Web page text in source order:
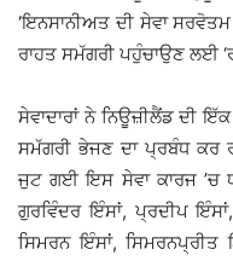
‘ਇਨਸਾਨੀਅਤ ਦੀ ਸੇਵਾ
ਰਾਹਤ ਸਮੱਗਰੀ ਪਹੁੰਚਾਉਣ ਲਈ
ਸੇਵਾਦਾਰਾਂ ਨੇ ਨਿਊਜ਼ੀਲੈਂਡ ਦੀ
ਸਮੱਗਰੀ ਭੇਜਣ ਦਾ ਪ੍ਰਬੰਧ ਕਰ
ਜੁਟ ਗਈ ਇਸ ਸੇਵਾ ਕਾਰਜ ’ਚ
ਗੁਰਵਿੰਦਰ ਇੰਸਾਂ, ਪ੍ਰਦੀਪ
ਸਿਮਰਨ ਇੰਸਾਂ,